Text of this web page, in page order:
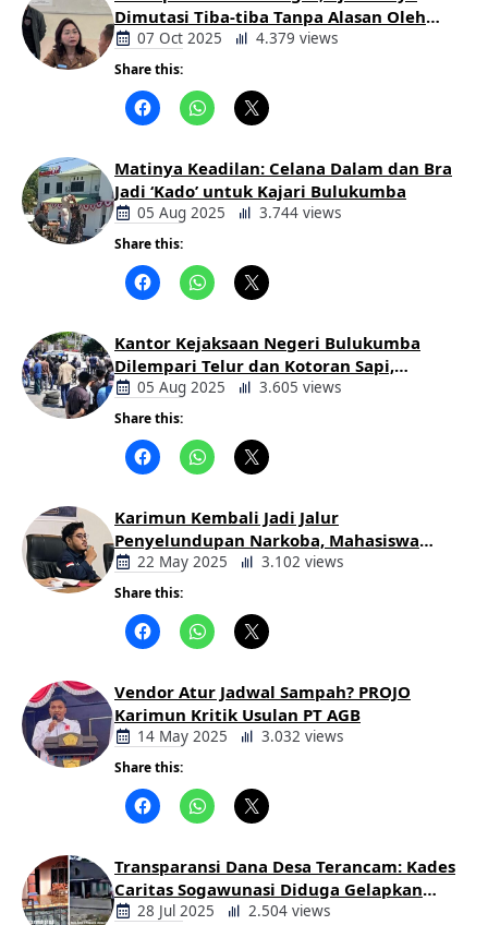
Dimutasi Tiba-tiba Tanpa Alasan Oleh
Bupati
07 Oct 2025 4.379 views
Share this:
Matinya Keadilan: Celana Dalam dan Bra
Jadi ‘Kado’ untuk Kajari Bulukumba
05 Aug 2025 3.744 views
Share this:
Kantor Kejaksaan Negeri Bulukumba
Dilempari Telur dan Kotoran Sapi,
Keluarga Korban Lakalantas Tuntut
Keadilan
05 Aug 2025 3.605 views
Share this:
Karimun Kembali Jadi Jalur
Penyelundupan Narkoba, Mahasiswa
Desak Pemkab dan Aparat Bertindak
Tegas
22 May 2025 3.102 views
Share this:
Vendor Atur Jadwal Sampah? PROJO
Karimun Kritik Usulan PT AGB
14 May 2025 3.032 views
Share this:
Transparansi Dana Desa Terancam: Kades
Caritas Sogawunasi Diduga Gelapkan
Bantuan untuk Warga
28 Jul 2025 2.504 views